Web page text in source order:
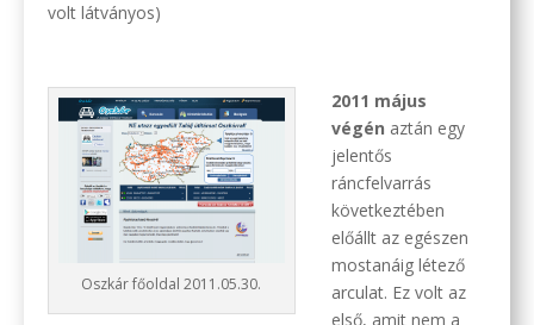
volt látványos)
Oszkár főoldal 2011.05.30.
2011 május
végén aztán egy
jelentős
ráncfelvarrás
következtében
előállt az egészen
mostanáig létező
arculat. Ez volt az
első, amit nem a